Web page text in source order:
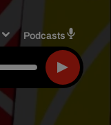
Podcasts